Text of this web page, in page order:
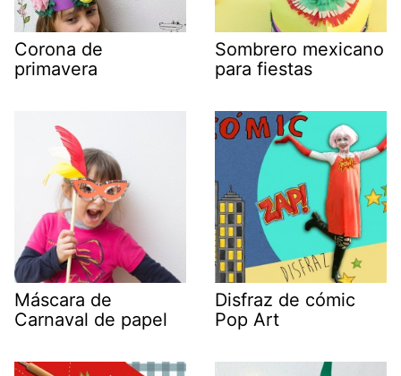
Corona de
primavera
Sombrero mexicano
para fiestas
Máscara de
Carnaval de papel
Disfraz de cómic
Pop Art